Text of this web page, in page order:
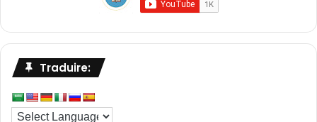
Traduire: